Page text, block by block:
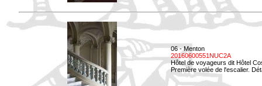
06 - Menton
20160600551NUC2A
Hôtel de voyageurs dit Hôtel
Première volée de l'escalier.